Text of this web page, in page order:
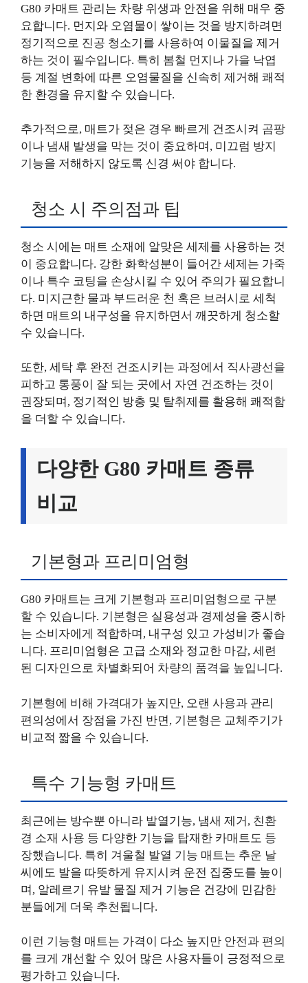
G80 카매트 관리는 차량 위생과 안전을 위해 매우 중
요합니다. 먼지와 오염물이 쌓이는 것을 방지하려면
정기적으로 진공 청소기를 사용하여 이물질을 제거
하는 것이 필수입니다. 특히 봄철 먼지나 가을 낙엽
등 계절 변화에 따른 오염물질을 신속히 제거해 쾌적
한 환경을 유지할 수 있습니다.
추가적으로, 매트가 젖은 경우 빠르게 건조시켜 곰팡
이나 냄새 발생을 막는 것이 중요하며, 미끄럼 방지
기능을 저해하지 않도록 신경 써야 합니다.
청소 시 주의점과 팁
청소 시에는 매트 소재에 알맞은 세제를 사용하는 것
이 중요합니다. 강한 화학성분이 들어간 세제는 가죽
이나 특수 코팅을 손상시킬 수 있어 주의가 필요합니
다. 미지근한 물과 부드러운 천 혹은 브러시로 세척
하면 매트의 내구성을 유지하면서 깨끗하게 청소할
수 있습니다.
또한, 세탁 후 완전 건조시키는 과정에서 직사광선을
피하고 통풍이 잘 되는 곳에서 자연 건조하는 것이
권장되며, 정기적인 방충 및 탈취제를 활용해 쾌적함
을 더할 수 있습니다.
다양한 G80 카매트 종류
비교
기본형과 프리미엄형
G80 카매트는 크게 기본형과 프리미엄형으로 구분
할 수 있습니다. 기본형은 실용성과 경제성을 중시하
는 소비자에게 적합하며, 내구성 있고 가성비가 좋습
니다. 프리미엄형은 고급 소재와 정교한 마감, 세련
된 디자인으로 차별화되어 차량의 품격을 높입니다.
기본형에 비해 가격대가 높지만, 오랜 사용과 관리
편의성에서 장점을 가진 반면, 기본형은 교체주기가
비교적 짧을 수 있습니다.
특수 기능형 카매트
최근에는 방수뿐 아니라 발열기능, 냄새 제거, 친환
경 소재 사용 등 다양한 기능을 탑재한 카매트도 등
장했습니다. 특히 겨울철 발열 기능 매트는 추운 날
씨에도 발을 따뜻하게 유지시켜 운전 집중도를 높이
며, 알레르기 유발 물질 제거 기능은 건강에 민감한
분들에게 더욱 추천됩니다.
이런 기능형 매트는 가격이 다소 높지만 안전과 편의
를 크게 개선할 수 있어 많은 사용자들이 긍정적으로
평가하고 있습니다.